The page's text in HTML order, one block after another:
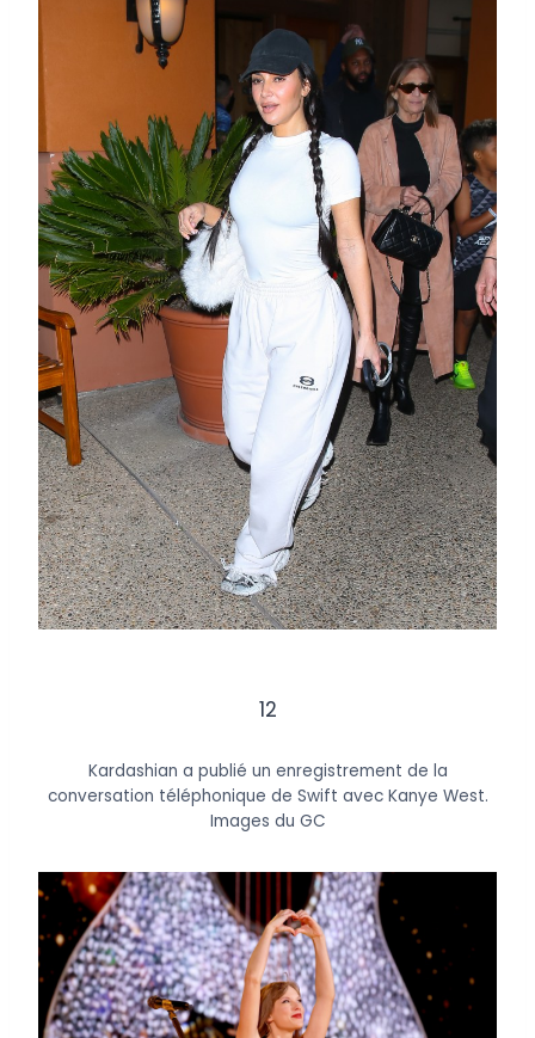
12
Kardashian a publié un enregistrement de la
conversation téléphonique de Swift avec Kanye West.
Images du GC